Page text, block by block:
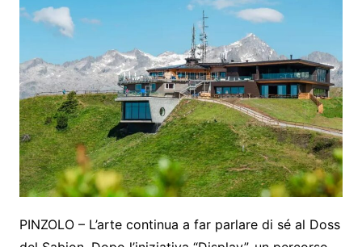
PINZOLO – L’arte continua a far parlare di sé al Doss